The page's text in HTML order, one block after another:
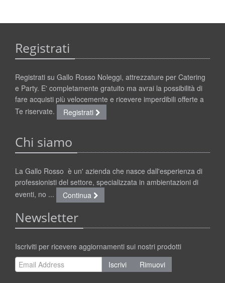
Registrati
Registrati su Gallo Rosso Noleggi, attrezzature per Catering
e Party. E' completamente gratuito ma avrai la possibilità di
fare acquisti più velocemente e ricevere imperdibili offerte a
Te riservate.
Registrati
Chi siamo
La Gallo Rosso è un' azienda che nasce dall'esperienza di
professionisti del settore, specializzata in ambientazioni di
eventi, no ...
Continua
Newsletter
Iscriviti per ricevere aggiornamenti sui nostri prodotti
Iscrivi
Rimuovi